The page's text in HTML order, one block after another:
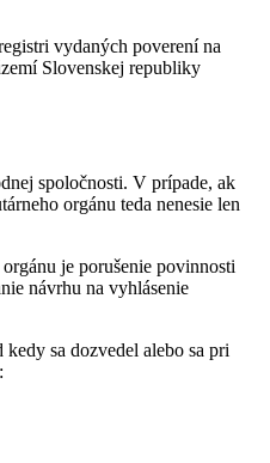
vydaných poverení na
Slovenskej republiky
spoločnosti. V prípade, ak
orgánu teda nenesie len
je porušenie povinnosti
návrhu na vyhlásenie
sa dozvedel alebo sa pri